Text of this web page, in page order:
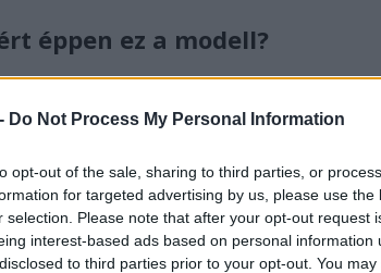
Do Not Process My Personal Information
opt-out of the sale, sharing to third parties, or
for targeted advertising by us, please use the
selection. Please note that after your opt-out request
interest-based ads based on personal information
to third parties prior to your opt-out. You
éppen ez a modell?
modellje, a Lyriq sorozatgyártását az Egyesült
összeszerelő üzemében. Európában a nagy
az amerikai piacon pedig a GM a
számára kínálja a hátsókerék-hajtású
pont az a lényege, hogy a Wolf Coach
kész platformhoz, és ne kelljen kerülőutakon,
a hátsókerék-hajtás technikailag is logikus